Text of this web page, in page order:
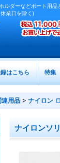
ルダーなどボート用
業日を除く)
はこちら 特集
連用品 > ナイロン
ナイロンソ